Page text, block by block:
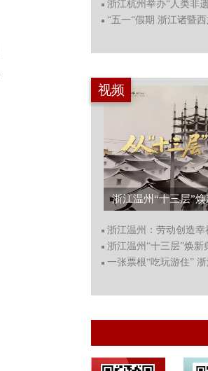
浙江杭州举办“人类非
“五一“假期 浙江诸暨
视频
浙江温州：劳动创造
浙江温州“十三层”焕
一张票根“吃玩游住”